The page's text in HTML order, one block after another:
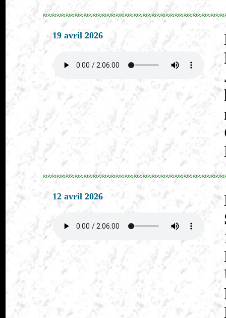
19 avril 2026
12 avril 2026